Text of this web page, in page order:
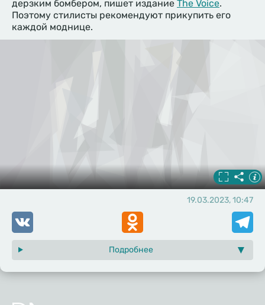
дерзким бомбером, пишет издание The Voice.
Поэтому стилисты рекомендуют прикупить его
каждой моднице.
19.03.2023, 10:47
VK Odnoklassniki
Подробнее